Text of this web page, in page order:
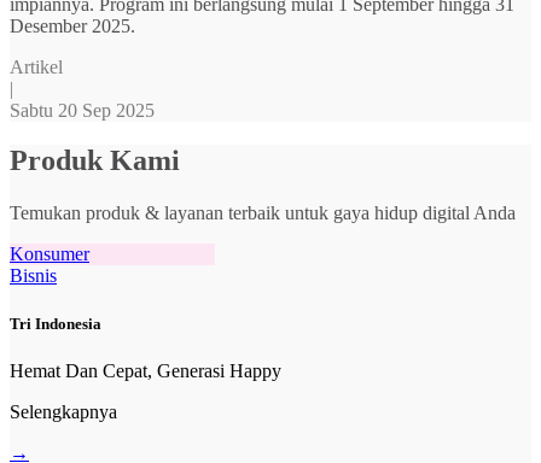
Desember 2025.
Artikel
|
Sabtu 20 Sep 2025
Produk Kami
Temukan produk & layanan terbaik untuk gaya hidup digital Anda
Konsumer
Bisnis
Tri Indonesia
Hemat Dan Cepat, Generasi Happy
Selengkapnya
→